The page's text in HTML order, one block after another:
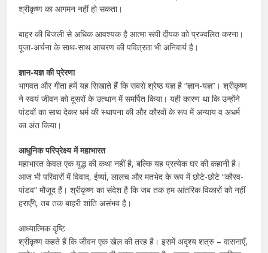
श्रीकृष्ण का आगमन नहीं हो सकता।
बाहर की बिजली से अधिक आवश्यक है आत्मा रूपी दीपक को प्रज्वलित करना।
पूजा-अर्चना के साथ-साथ आचरण की पवित्रता भी अनिवार्य है।
ज्ञान-यज्ञ की प्रेरणा
भागवत और गीता हमें यह सिखाते हैं कि सबसे श्रेष्ठ यज्ञ है “ज्ञान-यज्ञ”। श्रीकृष्ण
ने स्वयं जीवन को दूसरों के उत्थान में समर्पित किया। यही कारण था कि उन्होंने
पांडवों का साथ देकर धर्म की स्थापना की और कौरवों के रूप में अन्याय व अधर्म
का अंत किया।
आधुनिक परिप्रेक्ष्य में महाभारत
महाभारत केवल एक युद्ध की कथा नहीं है, बल्कि यह प्रत्येक घर की कहानी है।
आज भी परिवारों में विवाद, ईर्ष्या, लालच और मतभेद के रूप में छोटे-छोटे “कौरव-
पांडव” मौजूद हैं। श्रीकृष्ण का संदेश है कि जब तक हम आंतरिक विकारों को नहीं
हराएँगे, तब तक बाहरी शांति असंभव है।
आध्यात्मिक दृष्टि
श्रीकृष्ण कहते हैं कि जीवन एक खेल की तरह है। इसमें अदृश्य शत्रु – वासनाएँ,